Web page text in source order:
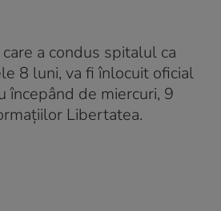
care a condus spitalul ca
8 luni, va fi înlocuit oficial
începând de miercuri, 9
Libertatea.